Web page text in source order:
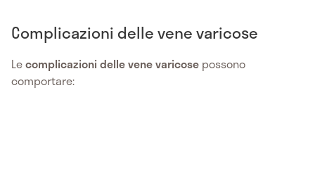
Complicazioni delle vene varicose
Lecomplicazioni delle vene varicose possono
comportare: